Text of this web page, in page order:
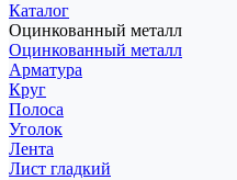
Каталог
Оцинкованный металл
Оцинкованный металл
Арматура
Круг
Полоса
Уголок
Лента
Лист гладкий